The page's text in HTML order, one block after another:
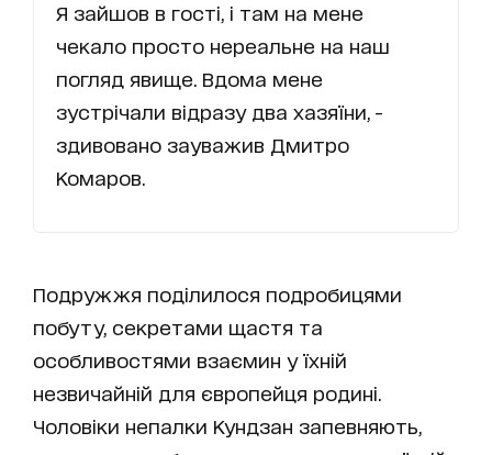
Я зайшов в гості, і там на мене
чекало просто нереальне на наш
погляд явище. Вдома мене
зустрічали відразу два хазяїни, -
здивовано зауважив Дмитро
Комаров.
Подружжя поділилося подробицями
побуту, секретами щастя та
особливостями взаємин у їхній
незвичайній для європейця родині.
Чоловіки непалки Кундзан запевняють,